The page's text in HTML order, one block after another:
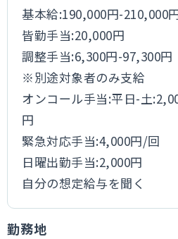
基本給:190,000円-210,000
皆勤手当:20,000円
調整手当:6,300円-97,300円
※別途対象者のみ支給
オンコール手当:平日-土
円
緊急対応手当:4,000円/回
日曜出勤手当:2,000円
自分の想定給与を聞く
勤務地